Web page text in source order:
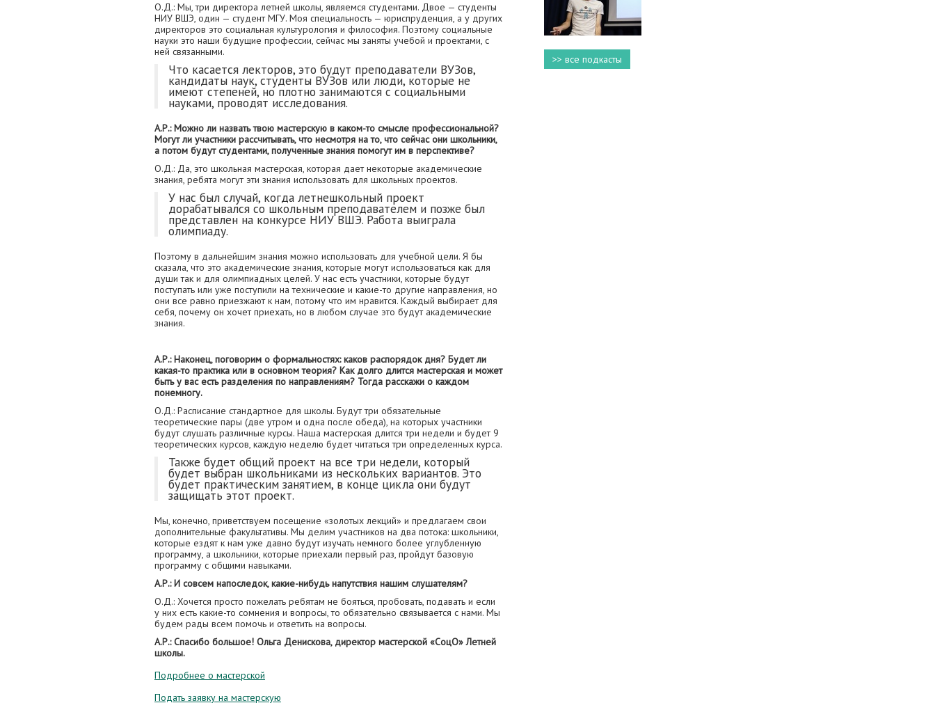
О.Д.: Мы, три директора летней школы, являемся студентами. Двое — студенты
НИУ ВШЭ, один — студент МГУ. Моя специальность — юриспруденция, а у других
директоров это социальная культурология и философия. Поэтому социальные
науки это наши будущие профессии, сейчас мы заняты учебой и проектами, с
ней связанными.
Что касается лекторов, это будут преподаватели ВУЗов,
кандидаты наук, студенты ВУЗов или люди, которые не
имеют степеней, но плотно занимаются с социальными
науками, проводят исследования.
А.Р.: Можно ли назвать твою мастерскую в каком-то смысле профессиональной?
Могут ли участники рассчитывать, что несмотря на то, что сейчас они школьники,
а потом будут студентами, полученные знания помогут им в перспективе?
О.Д.: Да, это школьная мастерская, которая дает некоторые академические
знания, ребята могут эти знания использовать для школьных проектов.
У нас был случай, когда летнешкольный проект
дорабатывался со школьным преподавателем и позже был
представлен на конкурсе НИУ ВШЭ. Работа выиграла
олимпиаду.
Поэтому в дальнейшим знания можно использовать для учебной цели. Я бы
сказала, что это академические знания, которые могут использоваться как для
души так и для олимпиадных целей. У нас есть участники, которые будут
поступать или уже поступили на технические и какие-то другие направления, но
они все равно приезжают к нам, потому что им нравится. Каждый выбирает для
себя, почему он хочет приехать, но в любом случае это будут академические
знания.
А.Р.: Наконец, поговорим о формальностях: каков распорядок дня? Будет ли
какая-то практика или в основном теория? Как долго длится мастерская и может
быть у вас есть разделения по направлениям? Тогда расскажи о каждом
понемногу.
О.Д.: Расписание стандартное для школы. Будут три обязательные
теоретические пары (две утром и одна после обеда), на которых участники
будут слушать различные курсы. Наша мастерская длится три недели и будет 9
теоретических курсов, каждую неделю будет читаться три определенных курса.
Также будет общий проект на все три недели, который
будет выбран школьниками из нескольких вариантов. Это
будет практическим занятием, в конце цикла они будут
защищать этот проект.
Мы, конечно, приветствуем посещение «золотых лекций» и предлагаем свои
дополнительные факультативы. Мы делим участников на два потока: школьники,
которые ездят к нам уже давно будут изучать немного более углубленную
программу, а школьники, которые приехали первый раз, пройдут базовую
программу с общими навыками.
А.Р.: И совсем напоследок, какие-нибудь напутствия нашим слушателям?
О.Д.: Хочется просто пожелать ребятам не бояться, пробовать, подавать и если
у них есть какие-то сомнения и вопросы, то обязательно связывается с нами. Мы
будем рады всем помочь и ответить на вопросы.
А.Р.: Спасибо большое! Ольга Денискова, директор мастерской «СоцО» Летней
школы.
Подробнее о мастерской
Подать заявку на мастерскую
>> все подкасты